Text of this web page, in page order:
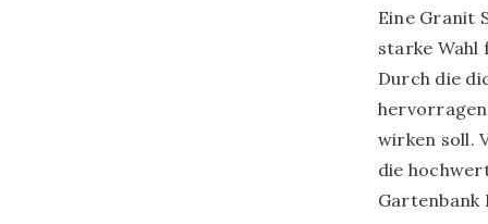
Eine Granit
starke Wahl
Durch die
wirken soll.
die
Gartenbank